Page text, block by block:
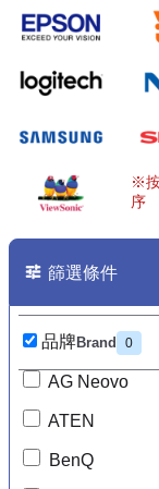
篩選條件
品牌Brand 0
AG Neovo
ATEN
BenQ